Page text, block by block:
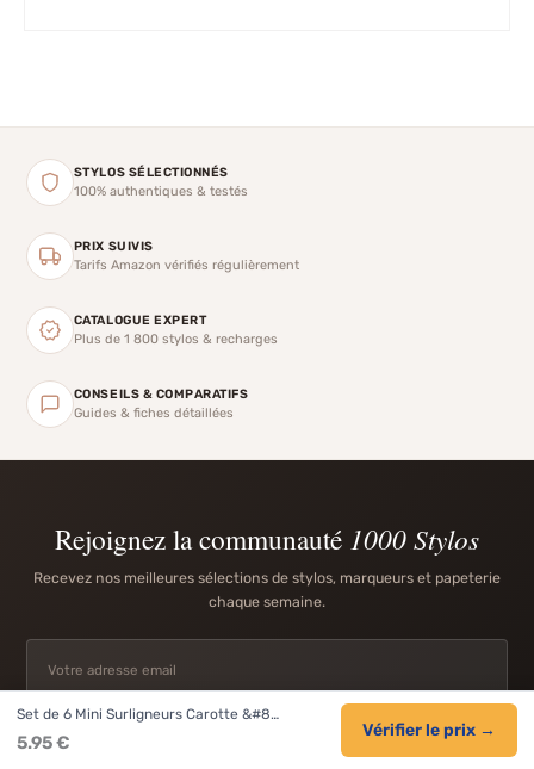
STYLOS SÉLECTIONNÉS
100% authentiques & testés
PRIX SUIVIS
Tarifs Amazon vérifiés régulièrement
CATALOGUE EXPERT
Plus de 1 800 stylos & recharges
CONSEILS & COMPARATIFS
Guides & fiches détaillées
Rejoignez la communauté 1000 Stylos
Recevez nos meilleures sélections de stylos, marqueurs et papeterie
chaque semaine.
S'INSCRIRE
Set de 6 Mini Surligneurs Carotte &#8…
5.95 €
Vérifier le prix →